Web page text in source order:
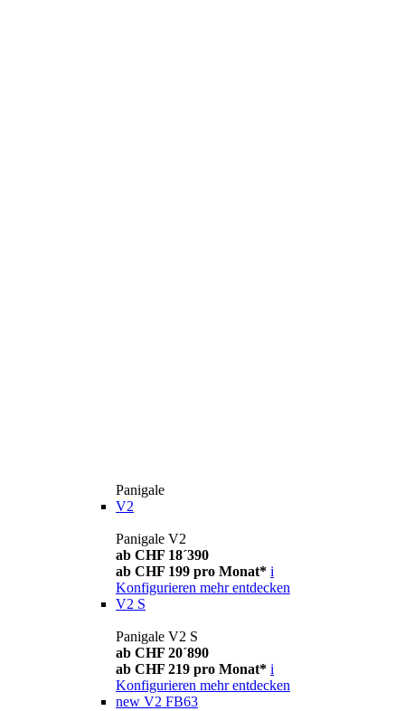
Panigale
V2
Panigale V2
ab CHF 18´390
ab CHF 199 pro Monat* i
Konfigurieren mehr entdecken
V2 S
Panigale V2 S
ab CHF 20´890
ab CHF 219 pro Monat* i
Konfigurieren mehr entdecken
new V2 FB63